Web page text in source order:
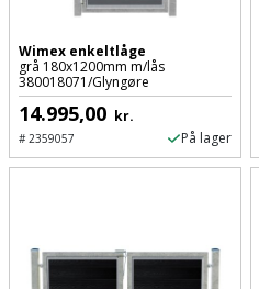
svejsemaskine
Tagpladeværktøj
Trekantsliber
Trekantslibertilbehør
Varmekanon
Wimex enkeltlåge
grå 180x1200mm m/lås
380018071/Glyngøre
14.995,00 kr.
#2359057 På lager